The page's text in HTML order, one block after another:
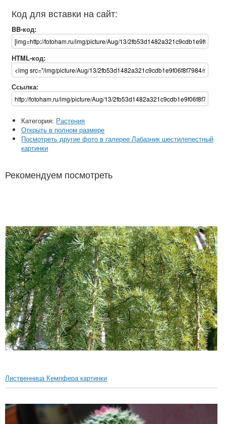
Код для вставки на сайт:
BB-код:
HTML-код:
Ссылка:
Категория: Растения
Открыть в полном размере
Посмотреть другие фото в галерее Лабазник шестилепестный
картинки
Рекомендуем посмотреть
Лиственница Кемпфера картинки